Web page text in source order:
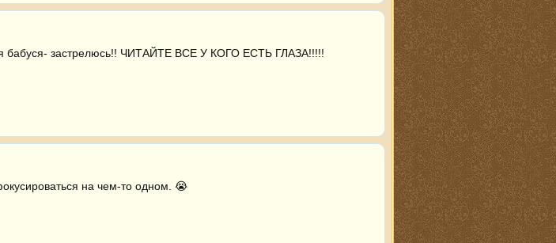
бабуся- застрелюсь!! ЧИТАЙТЕ ВСЕ У КОГО ЕСТЬ ГЛАЗА!!!!!
на чем-то одном. 😭